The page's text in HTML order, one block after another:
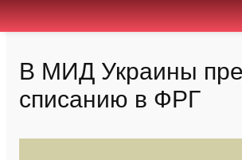
В МИД Украины
списанию в ФРГ